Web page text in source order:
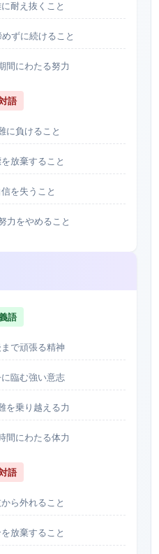
に耐え抜くこと
めずに続けること
間にわたる努力
語
に負けること
を放棄すること
信を失うこと
力をやめること
語
まで頑張る精神
臨む強い意志
を乗り越える力
間にわたる体力
語
から外れること
を放棄すること